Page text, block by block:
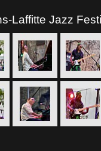
Laffitte Jazz